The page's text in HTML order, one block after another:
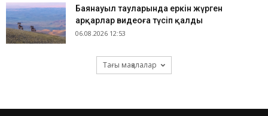
Баянауыл тауларында еркін жүрген
арқарлар видеоға түсіп қалды
06.08.2026 12:53
Тағы мақалалар